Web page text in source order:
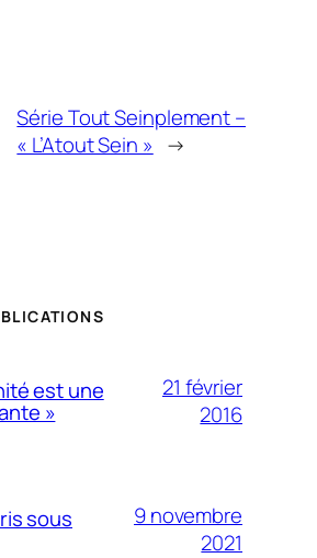
Série Tout Seinplement –
« L’Atout Sein » →
est une
»
21 février
2016
sous
9 novembre
2021